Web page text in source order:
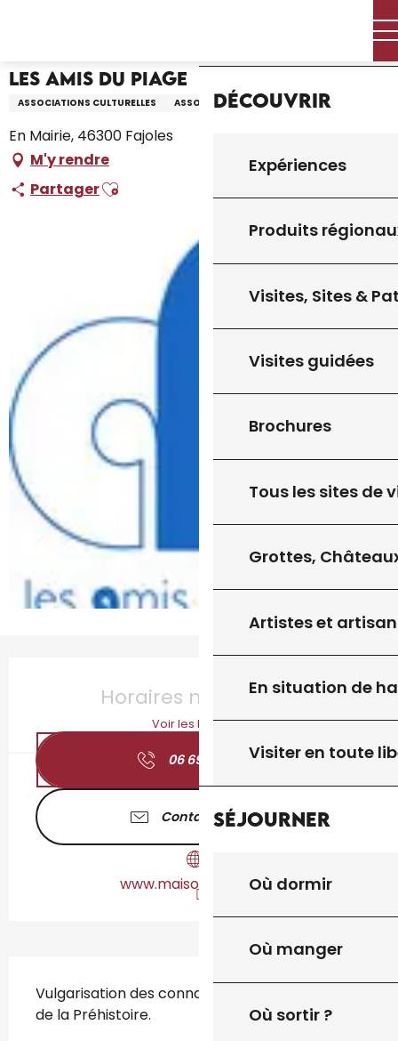
principal
Découvrir
Expériences
Produits
Visites, Sites &
Visites guidées
Brochures
Tous les sites de
Grottes,
Artistes et
En situation de
Visiter en toute
Séjourner
Où dormir
Où manger
Où sortir ?
Les Amis du Piage
ASSOCIATIONS CULTURELLES ASSOCIATION
En Mairie, 46300 Fajoles
M'y rendre
PartagerAjouter aux favoris
Horaires non définis
Voir les horaires
06 69 06 92 ▒▒
Contactez-nous
www.maisondupiage.fr
Vulgarisation des connaissances scientifiques
de la Préhistoire.